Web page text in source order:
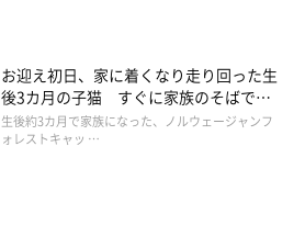
お迎え初日、家に着くなり走り回った生
後3カ月の子猫 すぐに家族のそばで落
ち着く姿に「迎えてよかった」
生後約3カ月で家族になった、ノルウェージャンフ
ォレストキャッ …